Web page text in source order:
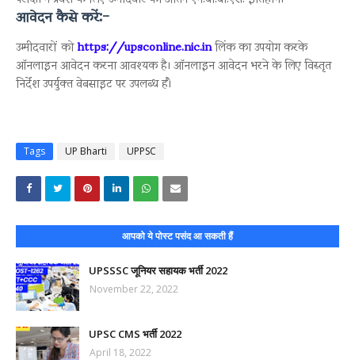
आवेदन कैसे करें:-
उम्मीदवारों कोhttps://upsconline.nic.inलिंक का उपयोग करके
ऑनलाइन आवेदन करना आवश्यक है। ऑनलाइन आवेदन भरने के लिए विस्तृत
निर्देश उपर्युक्त वेबसाइट पर उपलब्ध हैं।
Tags UP Bharti UPPSC
आपको ये पोस्ट पसंद आ सकती हैं
UPSSSC जूनियर सहायक भर्ती 2022
November 22, 2022
UPSC CMS भर्ती 2022
April 18, 2022